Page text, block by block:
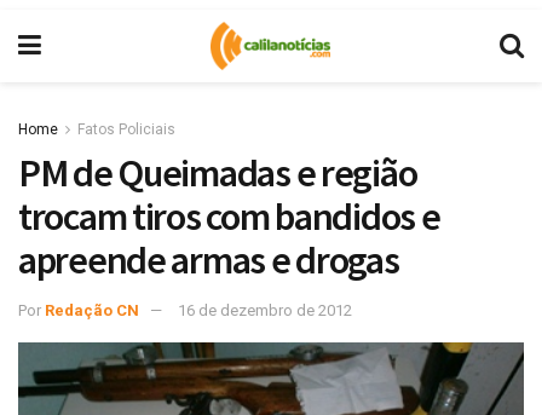
Home Fatos Policiais
PM de Queimadas e região
trocam tiros com bandidos e
apreende armas e drogas
Por Redação CN 16 de dezembro de 2012